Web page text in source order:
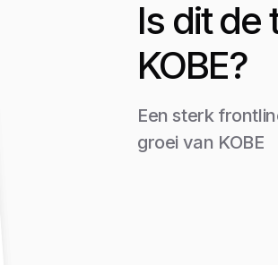
Is dit de
KOBE?
Een sterk
groei van KOBE